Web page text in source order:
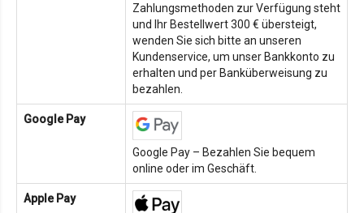
Zahlungsmethoden zur Verfügung steht
und Ihr Bestellwert 300 € übersteigt,
wenden Sie sich bitte an unseren
Kundenservice, um unser Bankkonto zu
erhalten und per Banküberweisung zu
bezahlen.
Google Pay
Google Pay – Bezahlen Sie bequem
online oder im Geschäft.
Apple Pay